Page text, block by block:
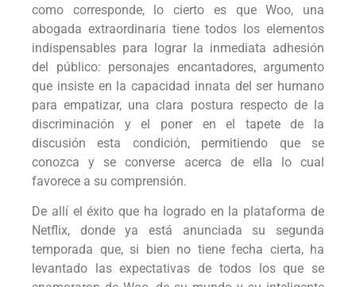
como corresponde, lo cierto es que Woo, una
abogada extraordinaria tiene todos los elementos
indispensables para lograr la inmediata adhesión
del público: personajes encantadores, argumento
que insiste en la capacidad innata del ser humano
para empatizar, una clara postura respecto de la
discriminación y el poner en el tapete de la
discusión esta condición, permitiendo que se
conozca y se converse acerca de ella lo cual
favorece a su comprensión.
De allí el éxito que ha logrado en la plataforma de
Netflix, donde ya está anunciada su segunda
temporada que, si bien no tiene fecha cierta, ha
levantado las expectativas de todos los que se